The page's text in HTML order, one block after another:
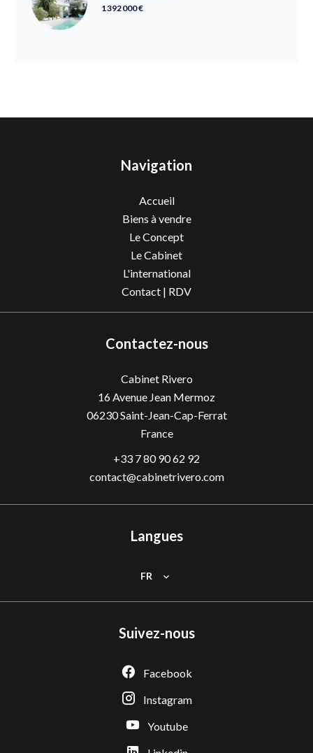
1 392 000 €
Navigation
Accueil
Biens à vendre
Le Concept
Le Cabinet
L'international
Contact | RDV
Contactez-nous
Cabinet Rivero
16 Avenue Jean Mermoz
06230Saint-Jean-Cap-Ferrat
France
+33 7 80 90 62 92
contact@cabinetrivero.com
Langues
FR
Suivez-nous
Facebook
Instagram
Youtube